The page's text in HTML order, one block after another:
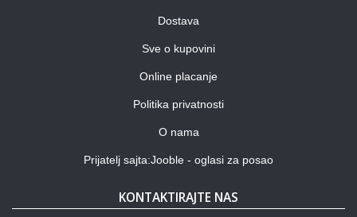
Dostava
Sve o kupovini
Online placanje
Politika privatnosti
O nama
Prijatelj sajta:Jooble - oglasi za posao
KONTAKTIRAJTE NAS